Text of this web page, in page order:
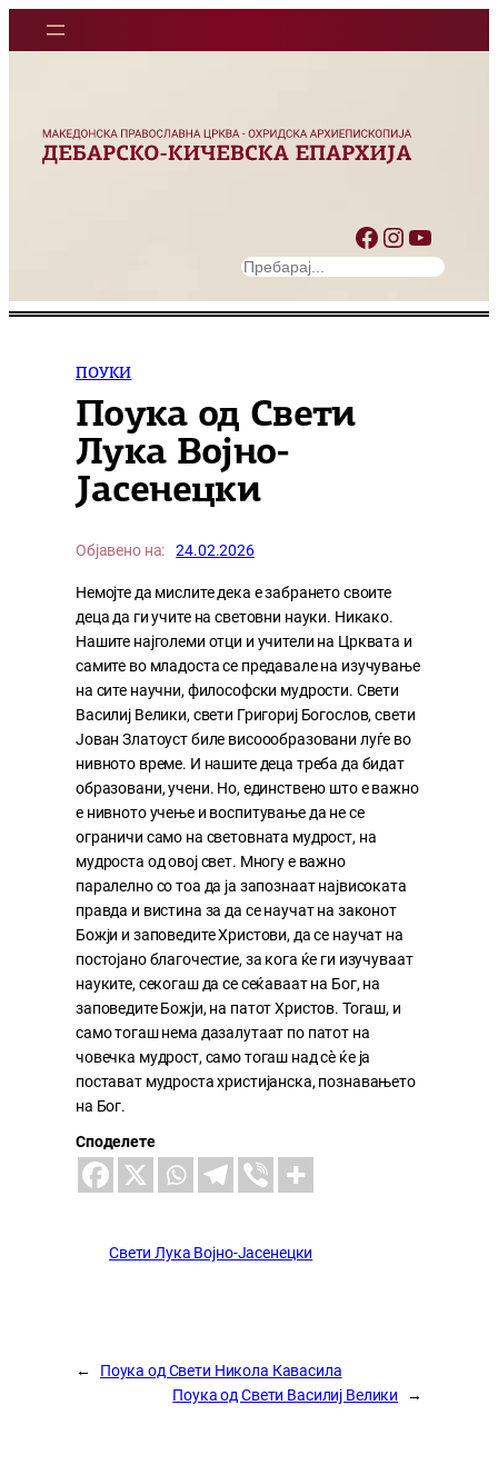
Facebook Instagram YouTube
S
a
ПОУКИ
Поука од Свети
Лука Војно-
Јасенецки
Објавено на: 24.02.2026
Немојте да мислите дека е забрането своите
деца да ги учите на световни науки. Никако.
Нашите најголеми отци и учители на Црквата и
самите во младоста се предавале на изучување
на сите научни, философски мудрости. Свети
Василиј Велики, свети Григориј Богослов, свети
Јован Златоуст биле висоообразовани луѓе во
нивното време. И нашите деца треба да бидат
образовани, учени. Но, единствено што е важно
е нивното учење и воспитување да не се
ограничи само на световната мудрост, на
мудроста од овој свет. Многу е важно
паралелно со тоа да ја запознаат највисоката
правда и вистина за да се научат на законот
Божји и заповедите Христови, да се научат на
постојано благочестие, за кога ќе ги изучуваат
науките, секогаш да се сеќаваат на Бог, на
заповедите Божји, на патот Христов. Тогаш, и
само тогаш нема дазалутаат по патот на
човечка мудрост, само тогаш над сѐ ќе ја
постават мудроста христијанска, познавањето
на Бог.
Споделете
Свети Лука Војно-Јасенецки
←
Поука од Свети Никола Кавасила
Поука од Свети Василиј Велики
→